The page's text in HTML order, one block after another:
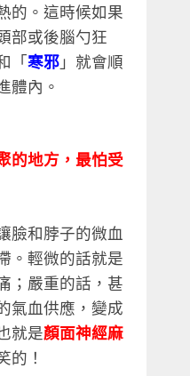
的。這時候如果
部或後腦勺狂
「寒邪」就會順
體內。
的地方，最怕受
臉和脖子的微血
。輕微的話就是
；嚴重的話，甚
氣血供應，變成
就是顏面神經麻
的！